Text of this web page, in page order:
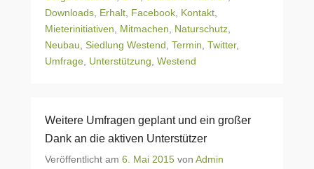
Downloads Erhalt Facebook Kontakt
Mieterinitiativen
Mitmachen Naturschutz
Neubau Siedlung Westend Termin Twitter,
Umfrage Unterstützung Westend
Weitere Umfragen geplant und ein großer
Dank an die aktiven Unterstützer
Veröffentlicht am 6. Mai 2015 von Admin